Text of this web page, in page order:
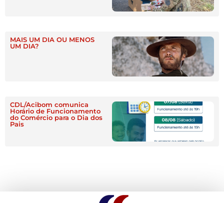
MAIS UM DIA OU MENOS
UM DIA?
CDL/Acibom comunica
Horário de Funcionamento
do Comércio para o Dia dos
Pais